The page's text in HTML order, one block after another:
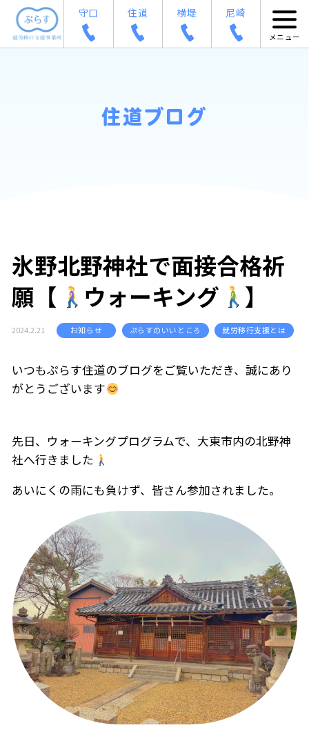
守口 住道 横堤 尼崎
住道ブログ
氷野北野神社で面接合格祈
願【
ウォーキング 】
2024.2.21 お知らせ ぷらすのいいところ 就労移行支援とは
いつもぷらす住道のブログをご覧いただき、誠にあり
がとうございます
先日、ウォーキングプログラムで、大東市内の北野神
社へ行きました
あいにくの雨にも負けず、皆さん参加されました。